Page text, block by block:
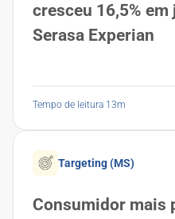
cresceu 16,5%
Serasa Experian
Tempo de leitura 13m
Targeting (MS)
Consumidor mais